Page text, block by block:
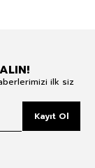
ilk siz
Kayıt Ol